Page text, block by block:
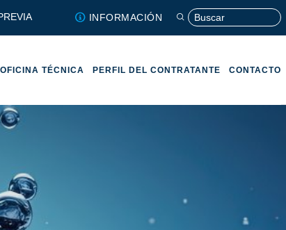
INFORMACIÓN
OFICINA TÉCNICA PERFIL DEL CONTRATANTE CONTACTO